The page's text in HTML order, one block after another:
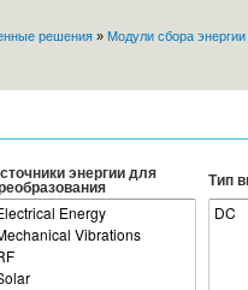
решения » Модули сбора энергии
энергии для
Тип